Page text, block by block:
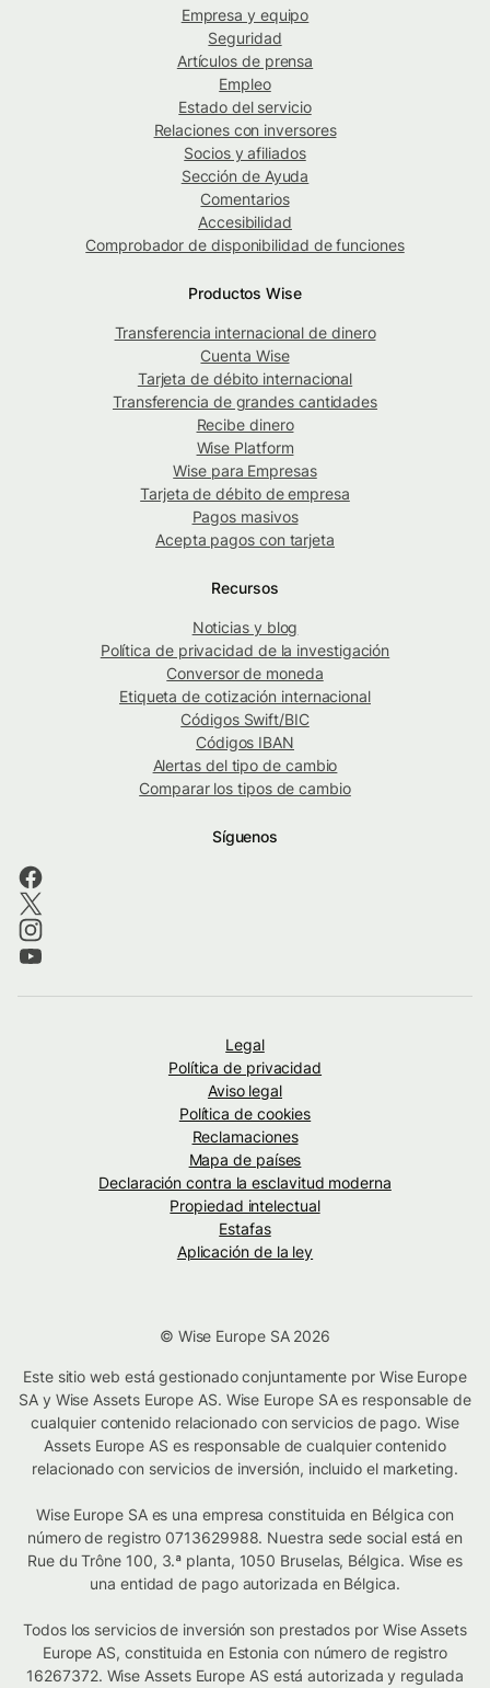
Empresa y equipo
Seguridad
Artículos de prensa
Empleo
Estado del servicio
Relaciones con inversores
Socios y afiliados
Sección de Ayuda
Comentarios
Accesibilidad
Comprobador de disponibilidad de funciones
Productos Wise
Transferencia internacional de dinero
Cuenta Wise
Tarjeta de débito internacional
Transferencia de grandes cantidades
Recibe dinero
Wise Platform
Wise para Empresas
Tarjeta de débito de empresa
Pagos masivos
Acepta pagos con tarjeta
Recursos
Noticias y blog
Política de privacidad de la investigación
Conversor de moneda
Etiqueta de cotización internacional
Códigos Swift/BIC
Códigos IBAN
Alertas del tipo de cambio
Comparar los tipos de cambio
Síguenos
Legal
Política de privacidad
Aviso legal
Política de cookies
Reclamaciones
Mapa de países
Declaración contra la esclavitud moderna
Propiedad intelectual
Estafas
Aplicación de la ley
© Wise Europe SA 2026
Este sitio web está gestionado conjuntamente por Wise Europe
SA y Wise Assets Europe AS. Wise Europe SA es responsable de
cualquier contenido relacionado con servicios de pago. Wise
Assets Europe AS es responsable de cualquier contenido
relacionado con servicios de inversión, incluido el marketing.
Wise Europe SA es una empresa constituida en Bélgica con
número de registro 0713629988. Nuestra sede social está en
Rue du Trône 100, 3.ª planta, 1050 Bruselas, Bélgica. Wise es
una entidad de pago autorizada en Bélgica.
Todos los servicios de inversión son prestados por Wise Assets
Europe AS, constituida en Estonia con número de registro
16267372. Wise Assets Europe AS está autorizada y regulada